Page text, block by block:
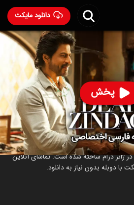
دانلود مایکت
پخش
دوبله فارسی - Dear Zindagi 2016
۱۸+
فیلم زندگی عزیز در سال 2016 در ژانر درام ساخته شده است. تماشای آنلاین